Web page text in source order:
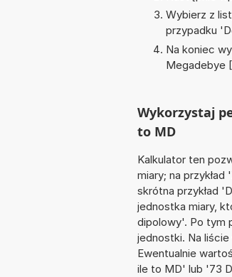
Wybierz z
przypadku '
Na koniec
Megadebye
Wykorzystaj
to MD
Kalkulator ten
miary; na
skrótna przykład
jednostka miary,
dipolowy'. Po tym
jednostki. Na
Ewentualnie
ile to MD' lub '73